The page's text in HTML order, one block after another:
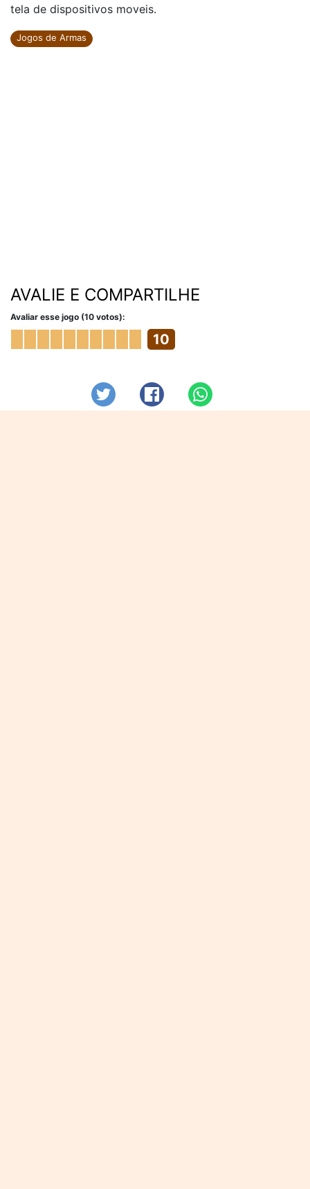
tela de dispositivos moveis.
Jogos de Armas
AVALIE E COMPARTILHE
Avaliar esse jogo (10 votos):
10